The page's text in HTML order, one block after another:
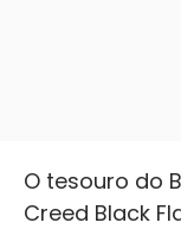
O tesouro do
Creed Black